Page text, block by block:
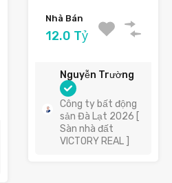
Nhà Bán
12.0 Tỷ
Nguyễn Trường
Công ty bất động
sản Đà Lạt 2026 [
Sàn nhà đất
VICTORY REAL ]